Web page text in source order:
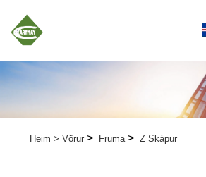
Heim > Vörur> Fruma> Z Skápur